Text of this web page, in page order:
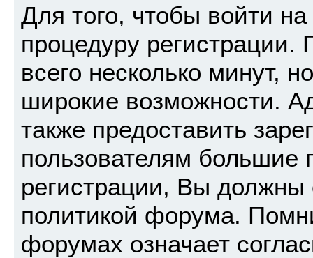
Для того, чтобы войти
процедуру регистрации.
всего несколько минут,
широкие возможности.
также предоставить
пользователям большие
регистрации, Вы должны
политикой форума.
форумах означает